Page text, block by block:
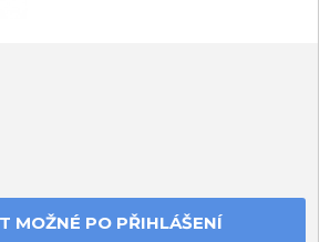
MOŽNÉ PO PŘIHLÁŠENÍ